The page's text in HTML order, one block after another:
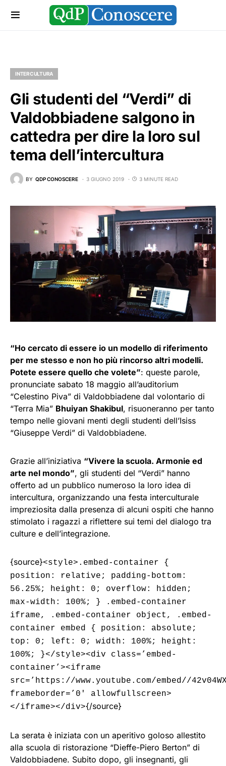
INTERCULTURA
Gli studenti del “Verdi” di
Valdobbiadene salgono in
cattedra per dire la loro sul
tema dell’intercultura
BY QDP CONOSCERE 3 GIUGNO 2019 3 MINUTE READ
“Ho cercato di essere io un modello di riferimento
per me stesso e non ho più rincorso altri modelli.
Potete essere quello che volete”: queste parole,
pronunciate sabato 18 maggio all’auditorium
“Celestino Piva” di Valdobbiadene dal volontario di
“Terra Mia” Bhuiyan Shakibul, risuoneranno per tanto
tempo nelle giovani menti degli studenti dell’Isiss
“Giuseppe Verdi” di Valdobbiadene.
Grazie all’iniziativa “Vivere la scuola. Armonie ed
arte nel mondo”, gli studenti del “Verdi” hanno
offerto ad un pubblico numeroso la loro idea di
intercultura, organizzando una festa interculturale
impreziosita dalla presenza di alcuni ospiti che hanno
stimolato i ragazzi a riflettere sui temi del dialogo tra
culture e dell’integrazione.
{source}<style>.embed-container {
position: relative; padding-bottom:
56.25%; height: 0; overflow: hidden;
max-width: 100%; } .embed-container
iframe, .embed-container object, .embed-
container embed { position: absolute;
top: 0; left: 0; width: 100%; height:
100%; }</style><div class=’embed-
container’><iframe
src=’https://www.youtube.com/embed//
frameborder=’0′ allowfullscreen>
</iframe></div>{/source}
La serata è iniziata con un aperitivo goloso allestito
alla scuola di ristorazione “Dieffe-Piero Berton” di
Valdobbiadene. Subito dopo, gli insegnanti, gli